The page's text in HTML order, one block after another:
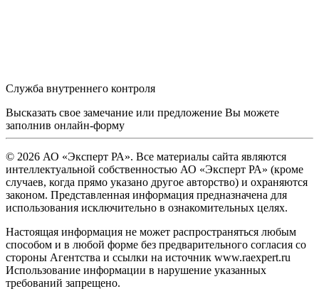
Служба внутреннего контроля
Высказать свое замечание или предложение Вы можете
заполнив онлайн-форму
© 2026 АО «Эксперт РА». Все материалы сайта являются
интеллектуальной собственностью АО «Эксперт РА» (кроме
случаев, когда прямо указано другое авторство) и охраняются
законом. Представленная информация предназначена для
использования исключительно в ознакомительных целях.
Настоящая информация не может распространяться любым
способом и в любой форме без предварительного согласия со
стороны Агентства и ссылки на источник www.raexpert.ru
Использование информации в нарушение указанных
требований запрещено.